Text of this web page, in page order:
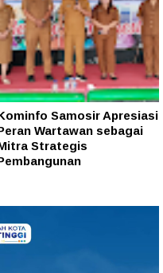
Samosir Apresiasi
Wartawan sebagai
Strategis